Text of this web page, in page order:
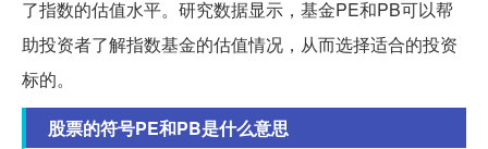
了指数的估值水平。研究数据显示，基金PE和PB可以帮
助投资者了解指数基金的估值情况，从而选择适合的投资
标的。
股票的符号PE和PB是什么意思